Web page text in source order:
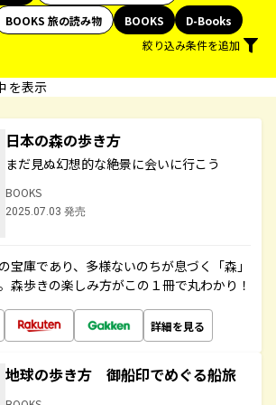
BOOKS 旅の読み物 BOOKS
D-Books
絞り込み条件を追加
を表示
日本の森の歩き方
まだ見ぬ幻想的な絶景に会いに行こう
BOOKS
2025.07.03 発売
宝庫であり、多様ないのちが息づく「森」
森歩きの楽しみ方がこの１冊で丸わかり！
詳細を見る
地球の歩き方 御船印でめぐる船旅